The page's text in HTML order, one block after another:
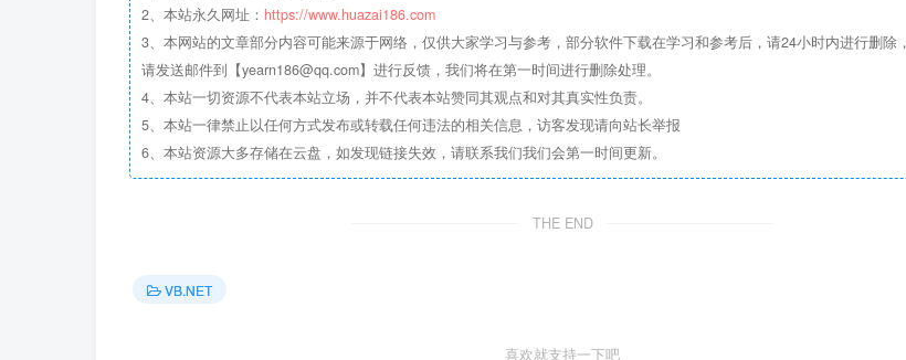
2、本站永久网址： https://www.huazai186.com
3、本网站的文章部分内容可能来源于网络，仅供大家学习与参考，部分软件下载在学习和参考后，请24小时内进行删除
请发送邮件到【yearn186@qq.com】进行反馈，我们将在第一时间进行删除处理。
4、本站一切资源不代表本站立场，并不代表本站赞同其观点和对其真实性负责。
5、本站一律禁止以任何方式发布或转载任何违法的相关信息，访客发现请向站长举报
6、本站资源大多存储在云盘，如发现链接失效，请联系我们我们会第一时间更新。
THE END
VB.NET
喜欢就支持一下吧